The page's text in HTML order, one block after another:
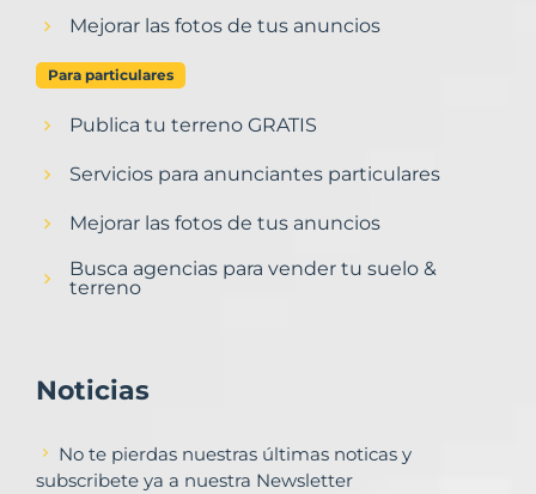
Mejorar las fotos de tus anuncios
Para particulares
Publica tu terreno GRATIS
Servicios para anunciantes particulares
Mejorar las fotos de tus anuncios
Busca agencias para vender tu suelo &
terreno
Noticias
No te pierdas nuestras últimas noticas y
subscribete ya a nuestra Newsletter